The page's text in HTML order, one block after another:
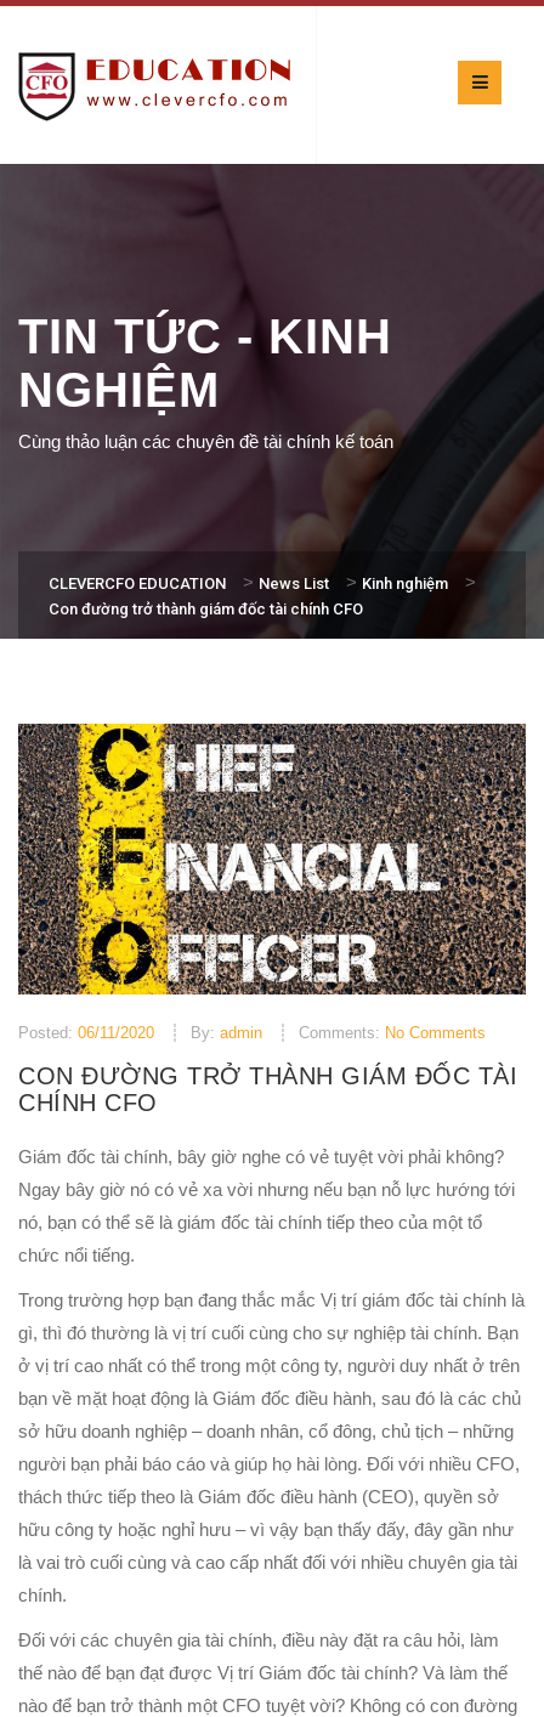
TIN TỨC - KINH
NGHIỆM
Cùng thảo luận các chuyên đề tài chính kế toán
CLEVERCFO EDUCATION > News List > Kinh nghiệm >
Con đường trở thành giám đốc tài chính CFO
Posted: 06/11/2020 By: admin Comments: No Comments
CON ĐƯỜNG TRỞ THÀNH GIÁM ĐỐC TÀI
CHÍNH CFO
Giám đốc tài chính, bây giờ nghe có vẻ tuyệt vời phải không?
Ngay bây giờ nó có vẻ xa vời nhưng nếu bạn nỗ lực hướng tới
nó, bạn có thể sẽ là giám đốc tài chính tiếp theo của một tổ
chức nổi tiếng.
Trong trường hợp bạn đang thắc mắc Vị trí giám đốc tài chính là
gì, thì đó thường là vị trí cuối cùng cho sự nghiệp tài chính. Bạn
ở vị trí cao nhất có thể trong một công ty, người duy nhất ở trên
bạn về mặt hoạt động là Giám đốc điều hành, sau đó là các chủ
sở hữu doanh nghiệp – doanh nhân, cổ đông, chủ tịch – những
người bạn phải báo cáo và giúp họ hài lòng. Đối với nhiều CFO,
thách thức tiếp theo là Giám đốc điều hành (CEO), quyền sở
hữu công ty hoặc nghỉ hưu – vì vậy bạn thấy đấy, đây gần như
là vai trò cuối cùng và cao cấp nhất đối với nhiều chuyên gia tài
chính.
Đối với các chuyên gia tài chính, điều này đặt ra câu hỏi, làm
thế nào để bạn đạt được Vị trí Giám đốc tài chính? Và làm thế
nào để bạn trở thành một CFO tuyệt vời? Không có con đường